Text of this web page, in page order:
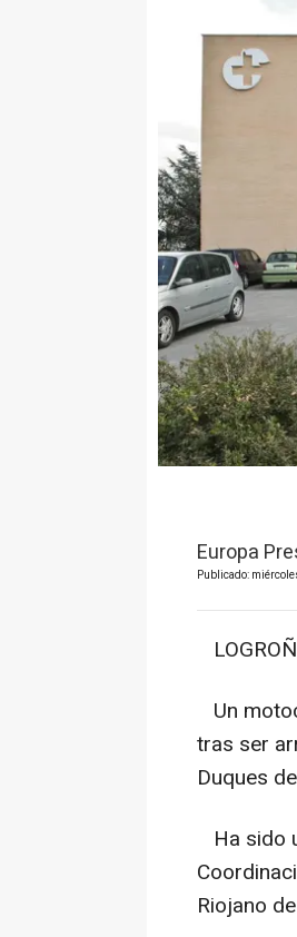
Europa
Publicado:
Un
tras ser
Duques
Ha sido
Riojano